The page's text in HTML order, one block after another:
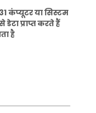
कंप्यूटर या सिस्टम
प्राप्त करते हैं
है